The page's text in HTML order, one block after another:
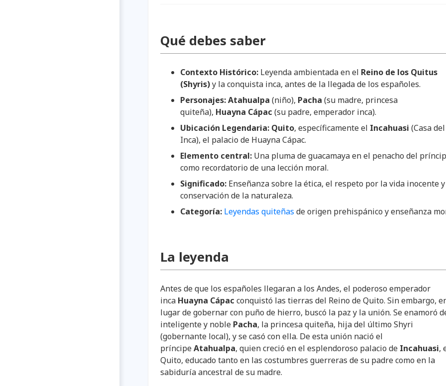
Qué debes saber
Contexto Histórico: Leyenda ambientada en el Reino de los Quitus
(Shyris)y la conquista inca, antes de la llegada de los españoles.
Personajes:Atahualpa (niño), Pacha (su madre, princesa
quiteña), Huayna Cápac (su padre, emperador inca).
Ubicación Legendaria: Quito, específicamente el Incahuasi (Casa del
Inca), el palacio de Huayna Cápac.
Elemento central: Una pluma de guacamaya en el penacho del
como recordatorio de una lección moral.
Significado: Enseñanza sobre la ética, el respeto por la vida inocente
conservación de la naturaleza.
Categoría: Leyendas quiteñas de origen prehispánico y enseñanza
La leyenda
Antes de que los españoles llegaran a los Andes, el poderoso emperador
inca Huayna Cápac conquistó las tierras del Reino de Quito. Sin embargo,
lugar de gobernar con puño de hierro, buscó la paz y la unión. Se enamoró
inteligente y noble Pacha, la princesa quiteña, hija del último Shyri
(gobernante local), y se casó con ella. De esta unión nació el
príncipeAtahualpa, quien creció en el esplendoroso palacio de Incahuasi,
Quito, educado tanto en las costumbres guerreras de su padre como en la
sabiduría ancestral de su madre.